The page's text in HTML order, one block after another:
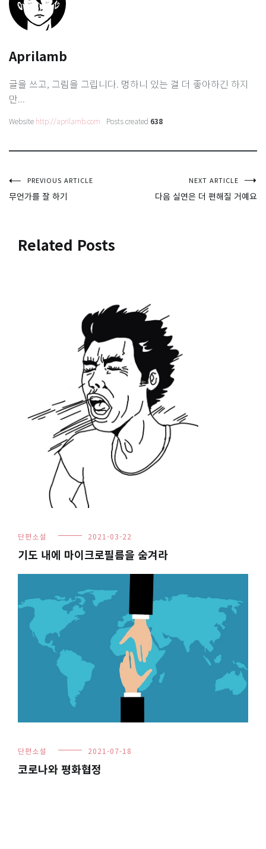
Aprilamb
글을 쓰고, 그림을 그립니다. 멍하니 있는 걸 더 좋아하긴 하지
만...
Website http://aprilamb.com Posts created 638
글
색
PREVIOUS ARTICLE
무언가를 잘 하기
NEXT ARTICLE
다음 실연은 더 편해질 거예요
Related Posts
단편소설 2021-03-22
기도 내에 마이크로필름을 숨겨라
단편소설 2021-07-18
코로나와 평화협정